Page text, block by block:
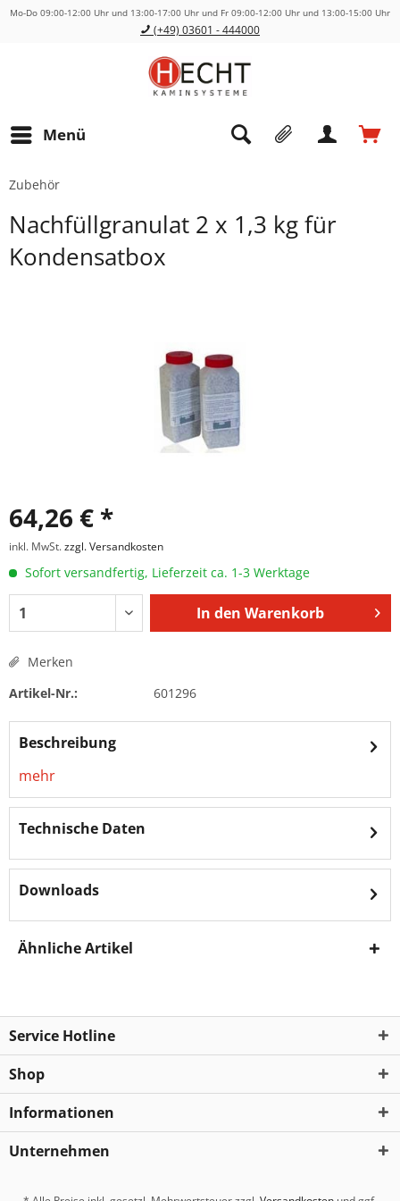
Mo-Do 09:00-12:00 Uhr und 13:00-17:00 Uhr und Fr 09:00-12:00 Uhr und 13:00-15:00 Uhr
(+49) 03601 - 444000
Menü
Zubehör
Nachfüllgranulat 2 x 1,3 kg für
Kondensatbox
64,26 € *
inkl. MwSt.zzgl. Versandkosten
Sofort versandfertig, Lieferzeit ca. 1-3 Werktage
In den Warenkorb
Merken
Artikel-Nr.:
601296
Beschreibung
mehr
Technische Daten
Downloads
Ähnliche Artikel
Service Hotline
Shop
Informationen
Unternehmen